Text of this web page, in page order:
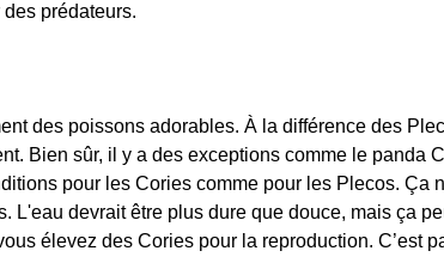
prédateurs.
des poissons adorables. À la différence des
Bien sûr, il y a des exceptions comme le panda
pour les Cories comme pour les Plecos. Ça
L'eau devrait être plus dure que douce, mais ça
élevez des Cories pour la reproduction. C’est